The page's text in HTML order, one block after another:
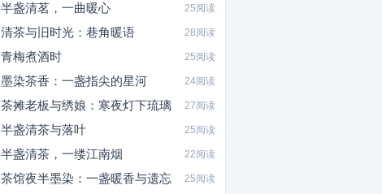
半盏清茗，一曲暖心 25阅读
清茶与旧时光：巷角暖语 28阅读
青梅煮酒时 25阅读
墨染茶香：一盏指尖的星河 24阅读
茶摊老板与绣娘：寒夜灯下琉璃 27阅读
半盏清茶与落叶 25阅读
半盏清茶，一缕江南烟 22阅读
茶馆夜半墨染：一盏暖香与遗忘 25阅读